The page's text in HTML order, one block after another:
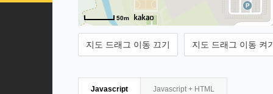
50m
지도 드래그 이동 끄기 지도 드래그 이동 켜
Javascript Javascript + HTML